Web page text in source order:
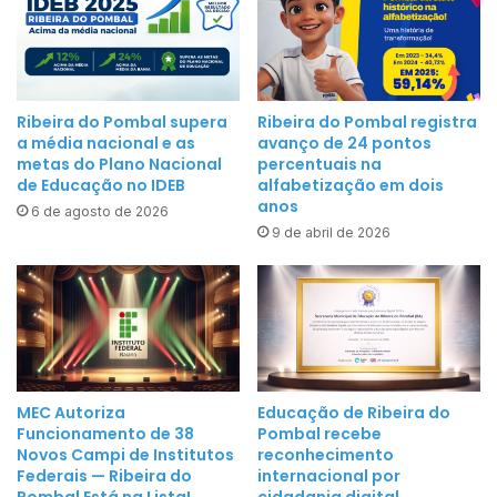
e
m
e
s
d
o
n
v
o
g
o
v
e
r
n
o
m
p
r
a
C
i
r
r
g
a
s
d
e
C
a
Ribeira do Pombal supera
a média nacional e as
metas do Plano Nacional
de Educação no IDEB
6 de agosto de 2026
Ribeira do Pombal registra
avanço de 24 pontos
percentuais na
alfabetização em dois
anos
9 de abril de 2026
MEC Autoriza
Funcionamento de 38
Novos Campi de Institutos
Federais — Ribeira do
Educação de Ribeira do
Pombal recebe
reconhecimento
internacional por